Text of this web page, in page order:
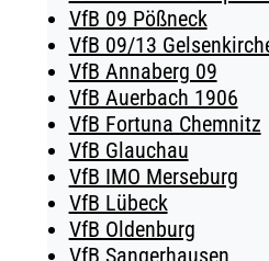
VfB 09 Pößneck
VfB 09/13
VfB Annaberg 09
VfB Auerbach 1906
VfB Fortuna Chemnitz
VfB Glauchau
VfB IMO Merseburg
VfB Lübeck
VfB Oldenburg
VfB Sangerhausen